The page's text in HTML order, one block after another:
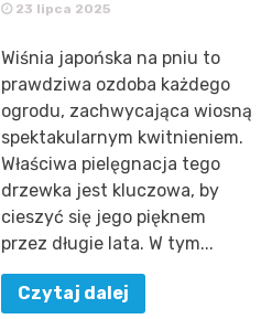
23 lipca 2025
Wiśnia japońska na pniu to
prawdziwa ozdoba każdego
ogrodu, zachwycająca wiosną
spektakularnym kwitnieniem.
Właściwa pielęgnacja tego
drzewka jest kluczowa, by
cieszyć się jego pięknem
przez długie lata. W tym...
Czytaj dalej